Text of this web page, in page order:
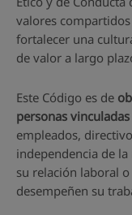
valores
fortalecer una
de valor a largo
Este Código es de
personas
empleados,
independencia de
su relación laboral
desempeñen su